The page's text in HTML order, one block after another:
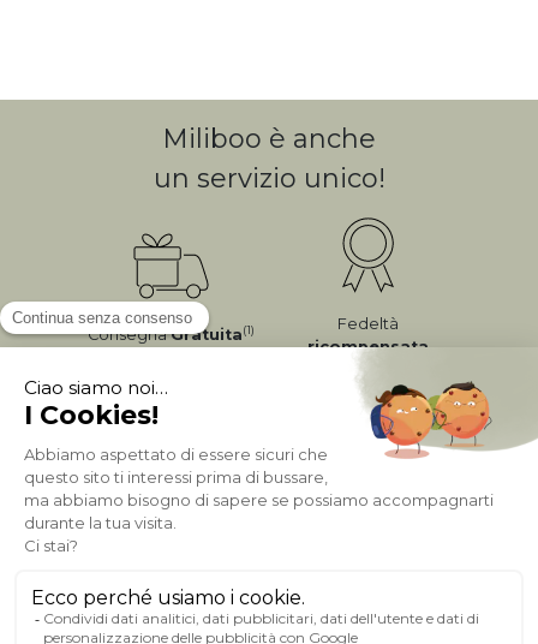
Miliboo è anche
un servizio unico!
ConsegnaGratuita(1)
Fedeltà
ricompensata
Pagamento sicuro